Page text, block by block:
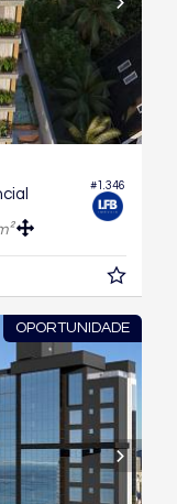
#1.346
OPORTUNIDADE